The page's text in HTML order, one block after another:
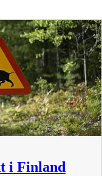
i Finland